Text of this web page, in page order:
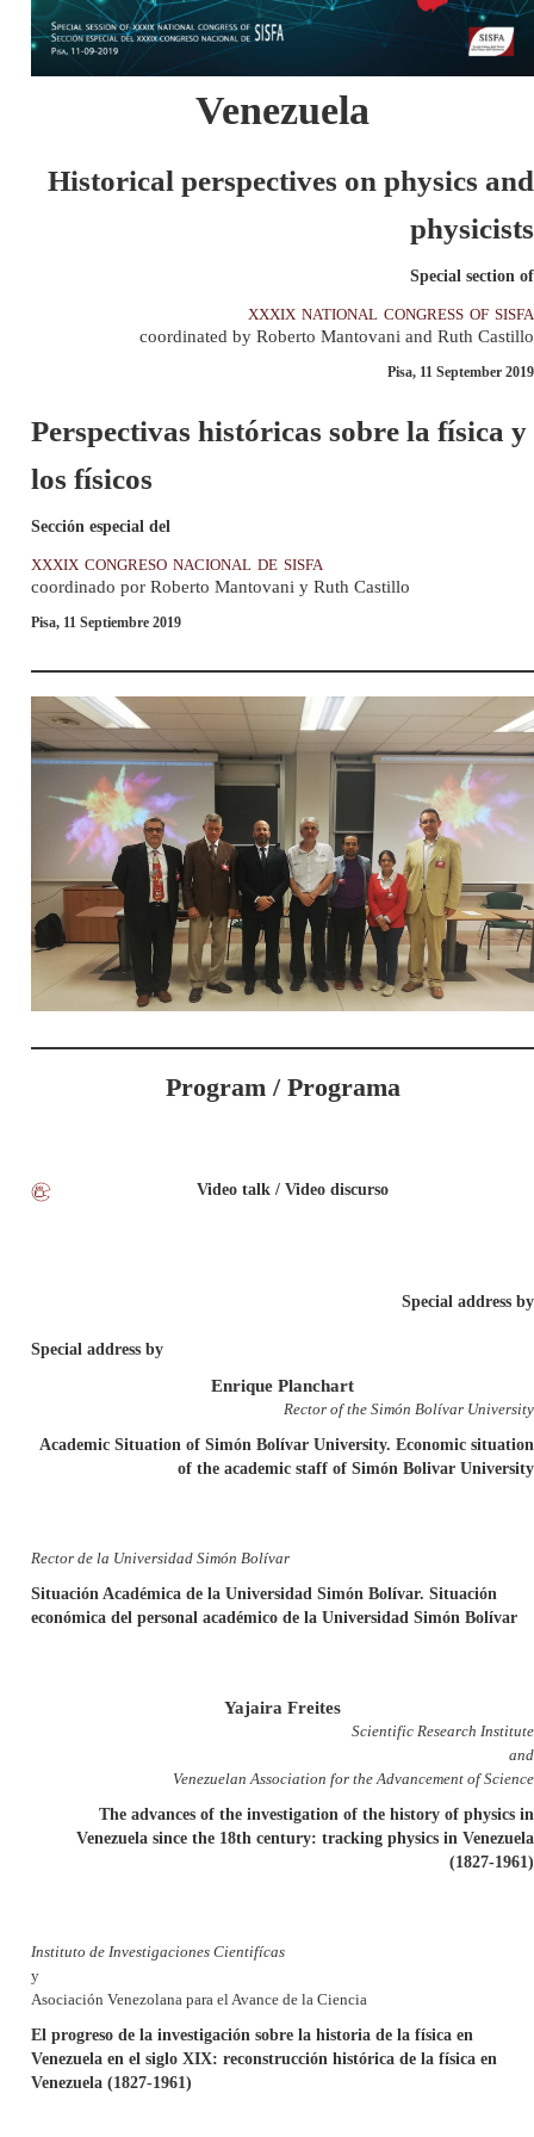
Venezuela
Historical perspectives on physics and
physicists
Special section of
xxxix national congress of sisfa
coordinated by Roberto Mantovani and Ruth Castillo
Pisa, 11 September 2019
Perspectivas históricas sobre la física y
los físicos
Sección especial del
xxxix congreso nacional de sisfa
coordinado por Roberto Mantovani y Ruth Castillo
Pisa, 11 Septiembre 2019
Program / Programa
Video talk / Video discurso
Special address by
Special address by
Enrique Planchart
Rector of the Simón Bolívar University
Academic Situation of Simón Bolívar University. Economic situation
of the academic staff of Simón Bolivar University
Rector de la Universidad Simón Bolívar
Situación Académica de la Universidad Simón Bolívar. Situación
económica del personal académico de la Universidad Simón Bolívar
Yajaira Freites
Scientific Research Institute
and
Venezuelan Association for the Advancement of Science
The advances of the investigation of the history of physics in
Venezuela since the 18th century: tracking physics in Venezuela
(1827-1961)
Instituto de Investigaciones Cientifícas
y
Asociación Venezolana para el Avance de la Ciencia
El progreso de la investigación sobre la historia de la física en
Venezuela en el siglo XIX: reconstrucción histórica de la física en
Venezuela (1827-1961)